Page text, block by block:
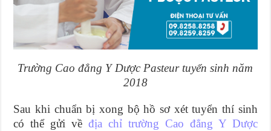
Trường Cao đẳng Y Dược Pasteur tuyển sinh năm
2018
Sau khi chuẩn bị xong bộ hồ sơ xét tuyển thí sinh
có thể gửi vềđịa chỉ trường Cao đẳng Y Dược